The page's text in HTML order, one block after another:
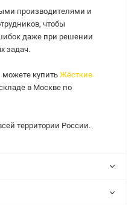
производителями и
чтобы
даже при решении
задач.
можете купить Жёсткие
в Москве по
территории России.